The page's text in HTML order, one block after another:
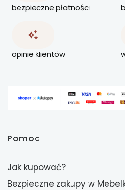
bezpieczne płatności
opinie klientów
Linki w stopce
Pomoc
Jak kupować?
Bezpieczne zakupy w